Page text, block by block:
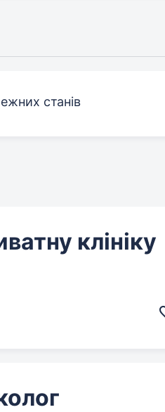
станів
клініку